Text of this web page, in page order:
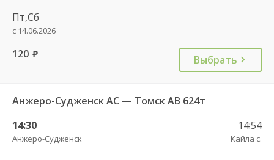
Пт,Сб
с 14.06.2026
120 руб. Выбрать
Анжеро-Судженск АС — Томск АВ 624т
14:30
Анжеро-Судженск
14:54
Кайла с.